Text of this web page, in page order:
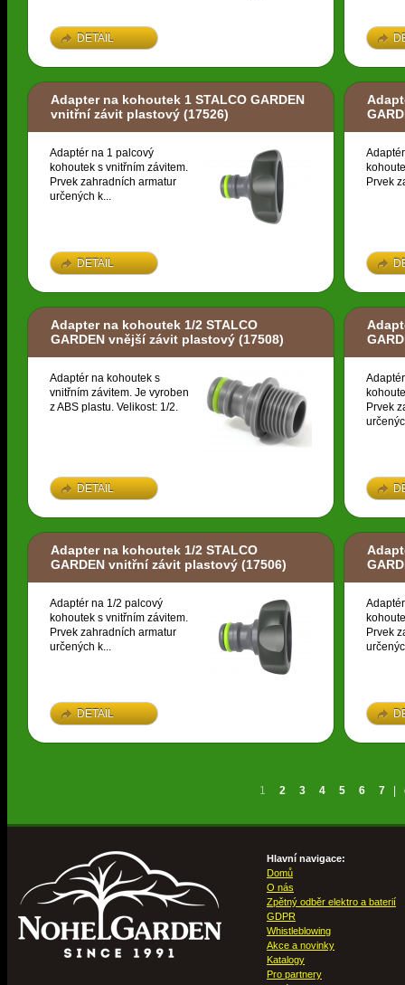
DETAIL
Adapter na kohoutek 1 STALCO GARDEN
vnitřní závit plastový (17526)
Adaptér na 1 palcový
kohoutek s vnitřním závitem.
Prvek zahradních armatur
určených k...
DETAIL
Prvek
Adapter na kohoutek 1/2 STALCO
GARDEN vnější závit plastový (17508)
Adaptér na kohoutek s
vnitřním závitem. Je vyroben
z ABS plastu. Velikost: 1/2.
DETAIL
Prvek
Adapter na kohoutek 1/2 STALCO
GARDEN vnitřní závit plastový (17506)
Adaptér na 1/2 palcový
kohoutek s vnitřním závitem.
Prvek zahradních armatur
určených k...
DETAIL
Prvek
1 2 3 4 5 6 7
Hlavní navigace:
Domů
O nás
Zpětný odběr elektro a baterií
GDPR
Whistleblowing
Akce a novinky
Katalogy
Pro partnery